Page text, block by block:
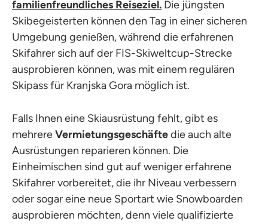
familienfreundliches Reiseziel. Die jüngsten
Skibegeisterten können den Tag in einer sicheren
Umgebung genießen, während die erfahrenen
Skifahrer sich auf der FIS-Skiweltcup-Strecke
ausprobieren können, was mit einem regulären
Skipass für Kranjska Gora möglich ist.
Falls Ihnen eine Skiausrüstung fehlt, gibt es
mehrereVermietungsgeschäftedie auch alte
Ausrüstungen reparieren können. Die
Einheimischen sind gut auf weniger erfahrene
Skifahrer vorbereitet, die ihr Niveau verbessern
oder sogar eine neue Sportart wie Snowboarden
ausprobieren möchten, denn viele qualifizierte